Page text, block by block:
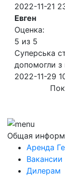
2022-11-21
Евген
Оценка:
5 из 5
Суперська
допомогли
2022-11-29
Общая
Аренда
Вакансии
Дилерам